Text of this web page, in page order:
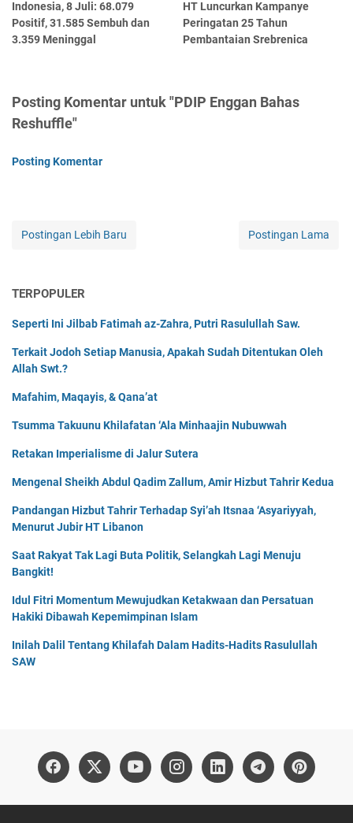
Indonesia, 8 Juli: 68.079
Positif, 31.585 Sembuh dan
3.359 Meninggal
HT Luncurkan Kampanye
Peringatan 25 Tahun
Pembantaian Srebrenica
Posting Komentar untuk "PDIP Enggan Bahas
Reshuffle"
Posting Komentar
Postingan Lebih Baru Postingan Lama
TERPOPULER
Seperti Ini Jilbab Fatimah az-Zahra, Putri Rasulullah Saw.
Terkait Jodoh Setiap Manusia, Apakah Sudah Ditentukan Oleh
Allah Swt.?
Mafahim, Maqayis, & Qana’at
Tsumma Takuunu Khilafatan ‘Ala Minhaajin Nubuwwah
Retakan Imperialisme di Jalur Sutera
Mengenal Sheikh Abdul Qadim Zallum, Amir Hizbut Tahrir Kedua
Pandangan Hizbut Tahrir Terhadap Syi’ah Itsnaa ‘Asyariyyah,
Menurut Jubir HT Libanon
Saat Rakyat Tak Lagi Buta Politik, Selangkah Lagi Menuju
Bangkit!
Idul Fitri Momentum Mewujudkan Ketakwaan dan Persatuan
Hakiki Dibawah Kepemimpinan Islam
Inilah Dalil Tentang Khilafah Dalam Hadits-Hadits Rasulullah
SAW